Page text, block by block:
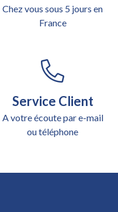
Chez vous sous 5 jours en
France
Service Client
A votre écoute par e-mail
ou téléphone